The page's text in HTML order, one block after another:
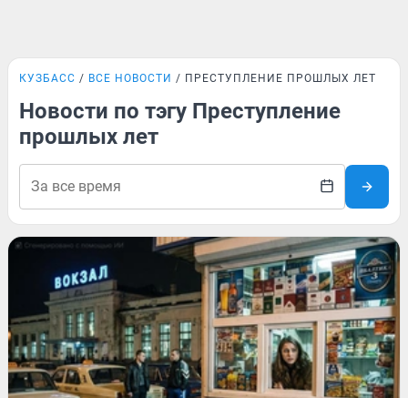
КУЗБАСС ВСЕ НОВОСТИ ПРЕСТУПЛЕНИЕ ПРОШЛЫХ ЛЕТ
Новости по тэгу Преступление
прошлых лет